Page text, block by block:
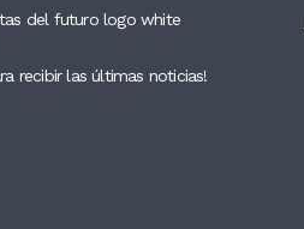
recibir las últimas noticias!